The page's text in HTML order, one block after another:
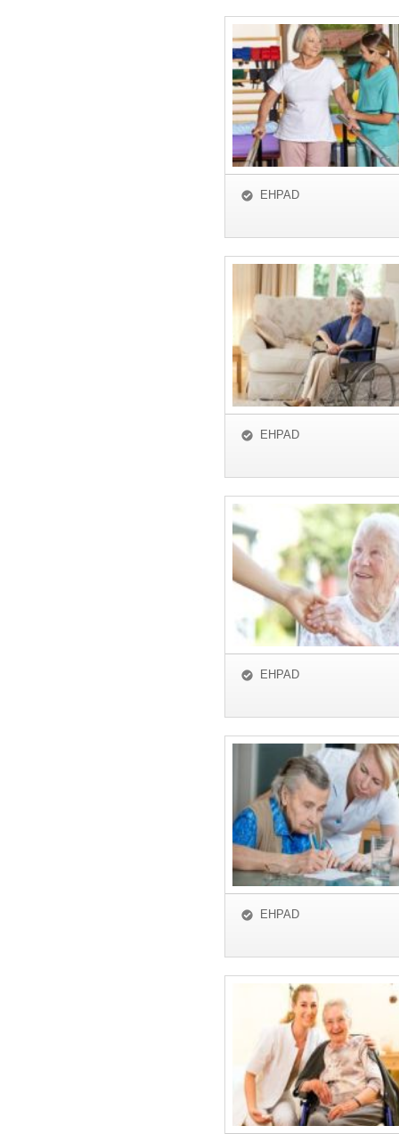
EHPAD
EHPAD
EHPAD
EHPAD